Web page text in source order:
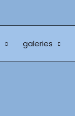
galeries